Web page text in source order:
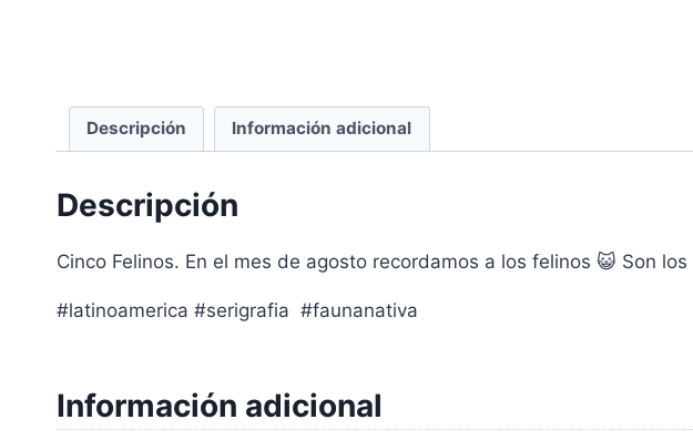
Descripción Información adicional
Descripción
Cinco Felinos. En el mes de agosto recordamos a los felinos 😺 Son
#latinoamerica #serigrafia #faunanativa
Información adicional